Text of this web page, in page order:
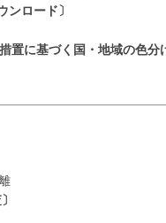
ンロード〕
置に基づく国・地域の色分